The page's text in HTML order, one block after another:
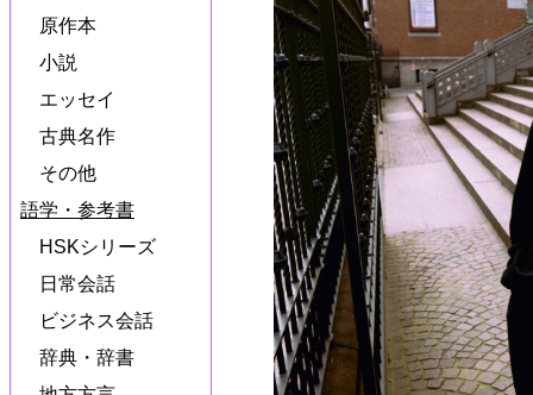
原作本
小説
エッセイ
古典名作
その他
語学・参考書
HSKシリーズ
日常会話
ビジネス会話
辞典・辞書